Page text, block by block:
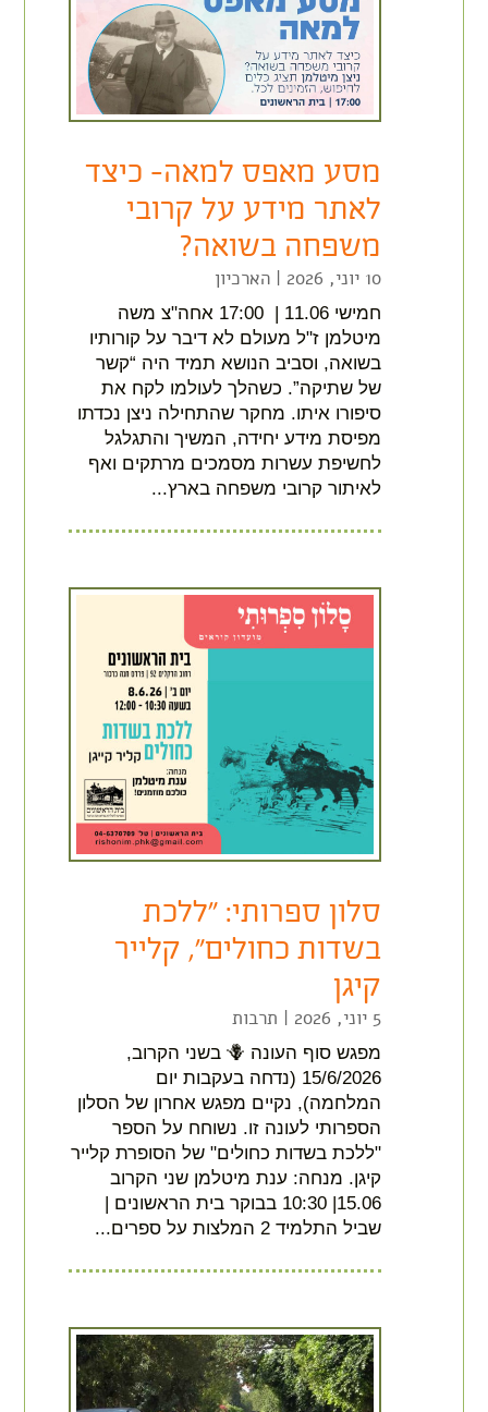
מסע מאפס למאה- כיצד
לאתר מידע על קרובי
משפחה בשואה?
10 יוני, 2026 |הארכיון
חמישי 11.06 | 17:00 אחה"צ משה
מיטלמן ז"ל מעולם לא דיבר על קורותיו
בשואה, וסביב הנושא תמיד היה “קשר
של שתיקה”. כשהלך לעולמו לקח את
סיפורו איתו. מחקר שהתחילה ניצן נכדתו
מפיסת מידע יחידה, המשיך והתגלגל
לחשיפת עשרות מסמכים מרתקים ואף
לאיתור קרובי משפחה בארץ...
סלון ספרותי: "ללכת
בשדות כחולים", קלייר
קיגן
5 יוני, 2026 | תרבות
מפגש סוף העונה 🪻 בשני הקרוב,
15/6/2026 (נדחה בעקבות יום
המלחמה), נקיים מפגש אחרון של הסלון
הספרותי לעונה זו. נשוחח על הספר
"ללכת בשדות כחולים" של הסופרת קלייר
קיגן. מנחה: ענת מיטלמן שני הקרוב
15.06| 10:30 בבוקר בית הראשונים |
שביל התלמיד 2 המלצות על ספרים...